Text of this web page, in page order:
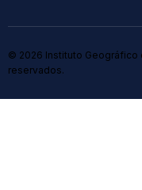
© 2026 Instituto Geográfico
reservados.